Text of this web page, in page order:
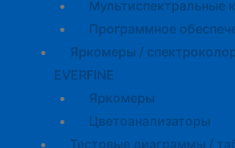
Мультиспектральные
Программное
Яркомеры /
EVERFINE
Яркомеры
Цветоанализаторы
Тестовые диаграммы /